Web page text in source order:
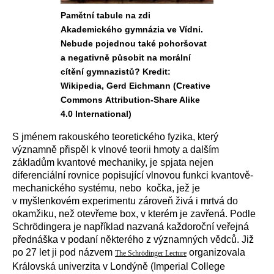
Pamětní tabule na zdi
Akademického gymnázia ve Vídni.
Nebude pojednou také pohoršovat
a negativně působit na morální
cítění gymnazistů? Kredit:
Wikipedia, Gerd Eichmann (Creative
Commons Attribution-Share Alike
4.0 International)
S jménem rakouského teoretického fyzika, který
významně přispěl k vlnové teorii hmoty a dalším
základům kvantové mechaniky, je spjata nejen
diferenciální rovnice popisující vlnovou funkci kvantově-
mechanického systému, nebo kočka, jež je
v myšlenkovém experimentu zároveň živá i mrtvá do
okamžiku, než otevřeme box, v kterém je zavřená. Podle
Schrödingera je například nazvaná každoroční veřejná
přednáška v podaní některého z významných vědců. Již
po 27 let ji pod názvem The Schrödinger Lecture organizovala
Královská univerzita v Londýně (Imperial College